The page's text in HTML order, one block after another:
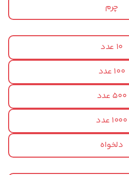
چرم
10 عدد
100 عدد
500 عدد
1000 عدد
دلخواه